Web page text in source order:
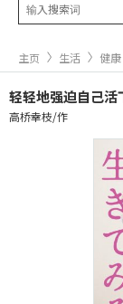
主页 生活 健康
轻轻地强迫自己活
高桥幸枝/作